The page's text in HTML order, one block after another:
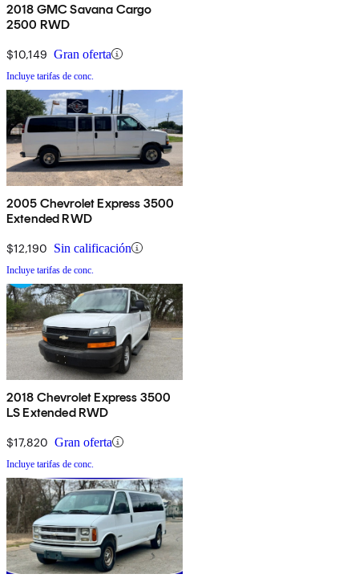
2018 GMC Savana Cargo
2500 RWD
$10,149 Gran oferta
Incluye tarifas de conc.
2005 Chevrolet Express 3500
Extended RWD
$12,190 Sin calificación
Incluye tarifas de conc.
2018 Chevrolet Express 3500
LS Extended RWD
$17,820 Gran oferta
Incluye tarifas de conc.